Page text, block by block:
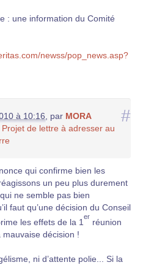
: une information du Comité
newss/pop_news.asp?
#
à 10:16, par MORA
Projet de lettre à adresser au
qui confirme bien les
un peu plus durement
ne semble pas bien
faut qu’une décision du Conseil
les effets de la 1
er
réunion
décision !
ni d’attente polie... Si la